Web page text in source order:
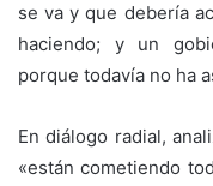
se va y que debería
haciendo; y un
porque todavía no ha
En diálogo radial,
«están cometiendo